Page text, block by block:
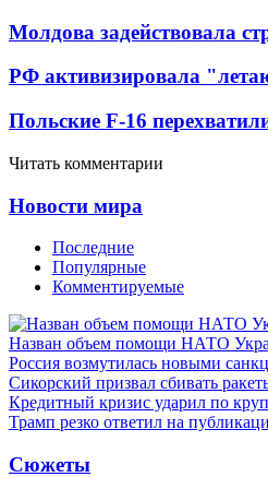
Молдова задействовала
РФ активизировала
Польские F-16
Читать комментарии
Новости мира
Последние
Популярные
Комментируемые
Назван объем помощи НАТО
Россия возмутилась новыми
Сикорский призвал сбивать
Кредитный кризис ударил по
Трамп резко ответил на
Сюжеты